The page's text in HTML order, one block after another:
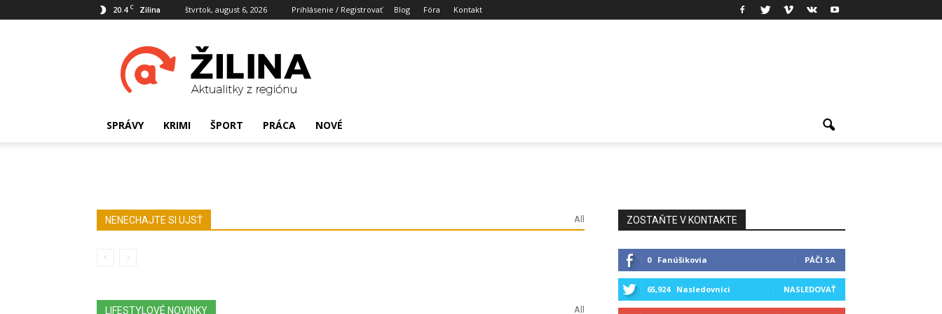
20.4 C Zilina štvrtok, august 6, 2026 Prihlásenie / Registrovať Blog Fóra Kontakt
SPRÁVY KRIMI ŠPORT PRÁCA NOVÉ
NENECHAJTE SI UJSŤ All
LIFESTYLOVÉ NOVINKY All
ZOSTAŇTE V KONTAKTE
0 Fanúšikovia PÁČI SA
65,924 Nasledovníci NASLEDOVAŤ